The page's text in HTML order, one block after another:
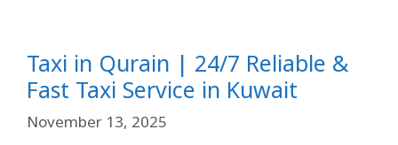
Taxi in Qurain | 24/7 Reliable &
Fast Taxi Service in Kuwait
November 13, 2025